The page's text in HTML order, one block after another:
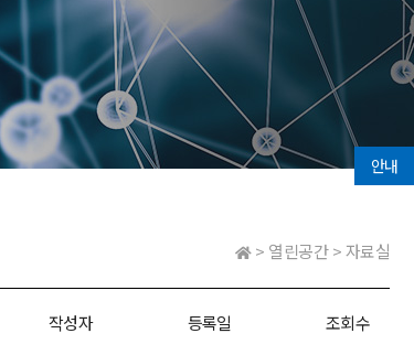
안내
> 열린공간 > 자료실
작성자 등록일 조회수